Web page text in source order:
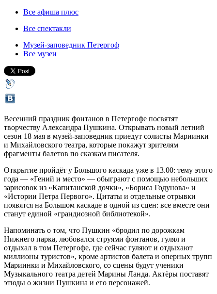
Все афиша плюс
Все спектакли
Музей-заповедник Петергоф
Все музеи
Весенний праздник фонтанов в Петергофе посвятят
творчеству Александра Пушкина. Открывать новый летний
сезон 18 мая в музей-заповедник приедут солисты Мариинки
и Михайловского театра, которые покажут зрителям
фрагменты балетов по сказкам писателя.
Открытие пройдёт у Большого каскада уже в 13.00: тему этого
года — «Гений и место» — обыграют с помощью небольших
зарисовок из «Капитанской дочки», «Бориса Годунова» и
«Истории Петра Первого». Цитаты и отдельные отрывки
появятся на Большом каскаде в одной из сцен: все вместе они
станут единой «грандиозной библиотекой».
Напоминать о том, что Пушкин «бродил по дорожкам
Нижнего парка, любовался струями фонтанов, гулял и
отдыхал в том Петергофе, где сейчас гуляют и отдыхают
миллионы туристов», кроме артистов балета и оперных трупп
Мариинки и Михайловского, со сцены будут ученики
Музыкального театра детей Марины Ланда. Актёры поставят
этюды о жизни Пушкина и его персонажей.